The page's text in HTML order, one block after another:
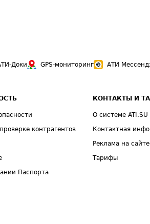
Доки GPS-мониторинг АТИ
контрагентов
Паспорта
КОНТАКТЫ И
О системе ATI.SU
Контактная
Реклама на сайте
Тарифы